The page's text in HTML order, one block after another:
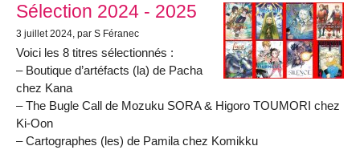
Sélection 2024 - 2025
3 juillet 2024 , par S Féranec
Voici les 8 titres sélectionnés :
– Boutique d’artéfacts (la) de Pacha
chez Kana
– The Bugle Call de Mozuku SORA & Higoro TOUMORI chez
Ki-Oon
– Cartographes (les) de Pamila chez Komikku